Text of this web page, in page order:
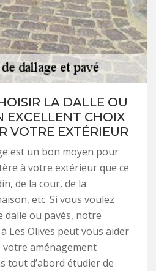
LA DALLE OU
EXCELLENT CHOIX
VOTRE EXTÉRIEUR
est un bon moyen pour
à votre extérieur que ce
de la cour, de la
etc. Si vous voulez
ou pavés, notre
Les Olives peut vous aider
aménagement
tout d’abord étudier de